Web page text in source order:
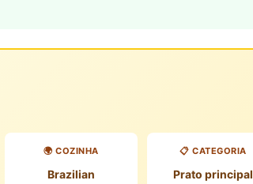
🌍 COZINHA
Brazilian
📋 CATEGORIA
Prato principal